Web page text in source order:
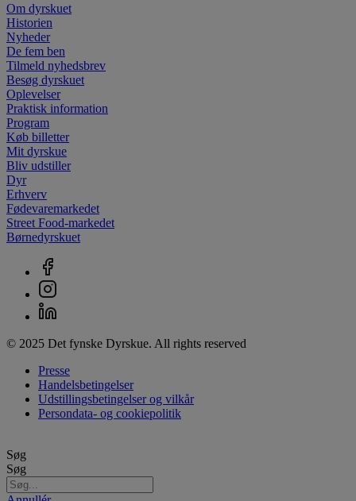
Om dyrskuet
Historien
Nyheder
De fem ben
Tilmeld nyhedsbrev
Besøg dyrskuet
Oplevelser
Praktisk information
Program
Køb billetter
Mit dyrskue
Bliv udstiller
Dyr
Erhverv
Fødevaremarkedet
Street Food-markedet
Børnedyrskuet
© 2025 Det fynske Dyrskue. All rights reserved
Presse
Handelsbetingelser
Udstillingsbetingelser og vilkår
Persondata- og cookiepolitik
Søg
Søg